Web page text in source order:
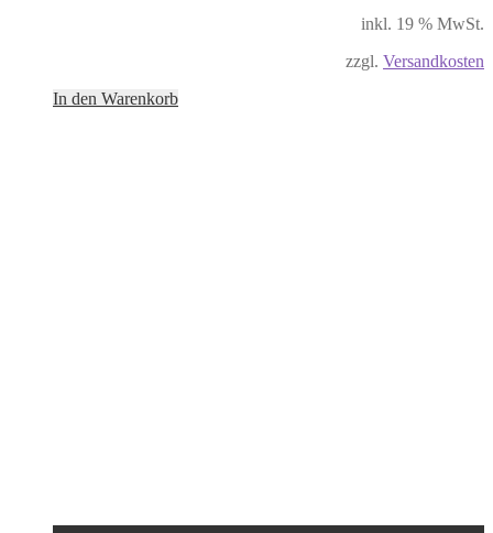
inkl. 19 % MwSt.
zzgl. Versandkosten
In den Warenkorb